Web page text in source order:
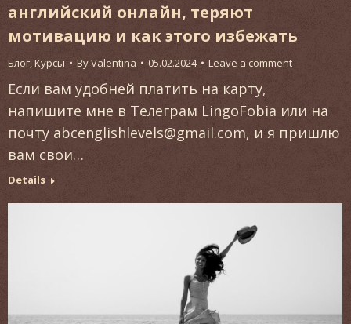
английский онлайн, теряют
мотивацию и как этого избежать
Блог,Курсы ByValentina 05.02.2024 Leave a comment
Если вам удобней платить на карту,
напишите мне в Телеграм LingoFobia или на
почту abcenglishlevels@gmail.com, и я пришлю
вам свои…
Details